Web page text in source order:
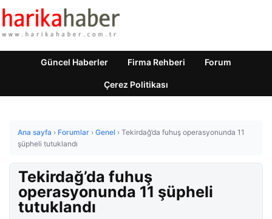
Güncel Haberler Firma Rehberi Forum
Çerez Politikası
Ana sayfa › Forumlar › Genel › Tekirdağ’da fuhuş operasyonunda 11
şüpheli tutuklandı
Tekirdağ’da fuhuş
operasyonunda 11 şüpheli
tutuklandı